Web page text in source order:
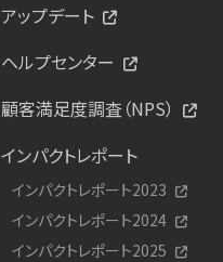
アップデート
ヘルプセンター
顧客満足度調査（NPS）
インパクトレポート
インパクトレポート2023
インパクトレポート2024
インパクトレポート2025